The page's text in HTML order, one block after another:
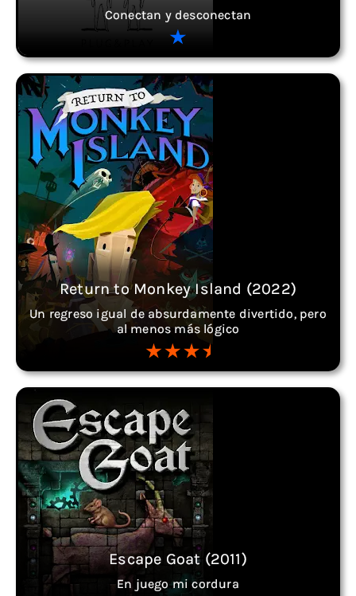
Conectan y desconectan
Return to Monkey Island (2022)
Un regreso igual de absurdamente divertido, pero
al menos más lógico
Escape Goat (2011)
En juego mi cordura